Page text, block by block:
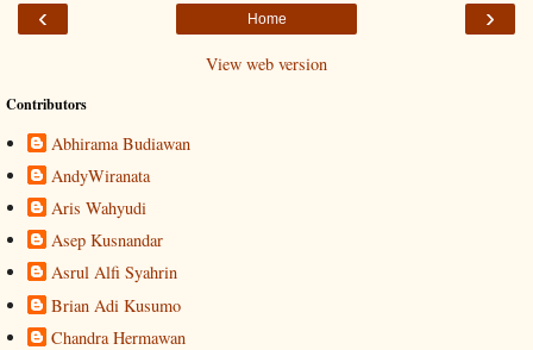
‹ ›
Home
View web version
Contributors
Abhirama Budiawan
AndyWiranata
Aris Wahyudi
Asep Kusnandar
Asrul Alfi Syahrin
Brian Adi Kusumo
Chandra Hermawan